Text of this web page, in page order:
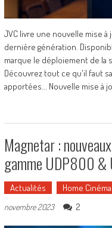
JVC livre une nouvelle mise
dernière génération.
marque le déploiement de la
Découvrez tout ce qu'il faut
apportées... Nouvelle mise à
Magnetar :
gamme UDP800
Actualités Home Cinéma
novembre 2023
2